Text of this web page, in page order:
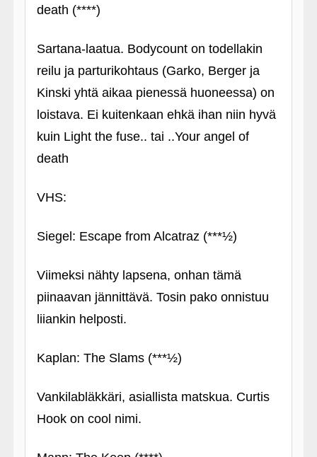
death (****)
Sartana-laatua. Bodycount on todellakin
reilu ja parturikohtaus (Garko, Berger ja
Kinski yhtä aikaa pienessä huoneessa) on
loistava. Ei kuitenkaan ehkä ihan niin hyvä
kuin Light the fuse.. tai ..Your angel of
death
VHS:
Siegel: Escape from Alcatraz (***½)
Viimeksi nähty lapsena, onhan tämä
piinaavan jännittävä. Tosin pako onnistuu
liiankin helposti.
Kaplan: The Slams (***½)
Vankilabläkkäri, asiallista matskua. Curtis
Hook on cool nimi.